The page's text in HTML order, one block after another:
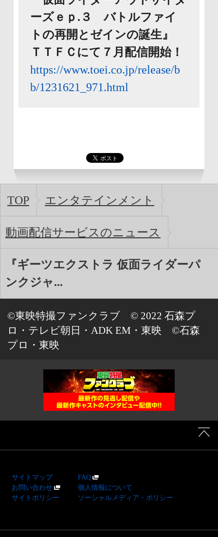
ーズｅｐ.３ バトルファイ
トの再開とゼインの誕生』
ＴＴＦＣにて７月配信開始！
https://www.toei.co.jp/release/b
b/1231621_971.html
TOP エンタテインメント
動画配信サービスのニュース
『ギーツエクストラ 仮面ライダーパ
ンクジャ...
©東映特撮ファンクラブ © 2022 石森プ
ロ・テレビ朝日・ADK EM・東映 ©石森
プロ・東映
サイトマップ
FAQ
お問い合わせ
個人情報について
サイトポリシー
ソーシャルメディア・ポリシー